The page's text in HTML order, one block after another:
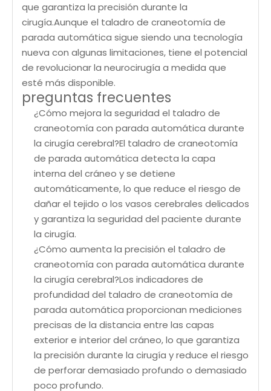
que garantiza la precisión durante la
cirugía.Aunque el taladro de craneotomía de
parada automática sigue siendo una tecnología
nueva con algunas limitaciones, tiene el potencial
de revolucionar la neurocirugía a medida que
esté más disponible.
preguntas frecuentes
¿Cómo mejora la seguridad el taladro de
craneotomía con parada automática durante
la cirugía cerebral?El taladro de craneotomía
de parada automática detecta la capa
interna del cráneo y se detiene
automáticamente, lo que reduce el riesgo de
dañar el tejido o los vasos cerebrales delicados
y garantiza la seguridad del paciente durante
la cirugía.
¿Cómo aumenta la precisión el taladro de
craneotomía con parada automática durante
la cirugía cerebral?Los indicadores de
profundidad del taladro de craneotomía de
parada automática proporcionan mediciones
precisas de la distancia entre las capas
exterior e interior del cráneo, lo que garantiza
la precisión durante la cirugía y reduce el riesgo
de perforar demasiado profundo o demasiado
poco profundo.